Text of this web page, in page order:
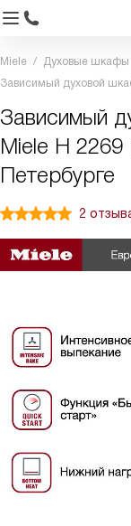
Miele Духовые шкафы
Зависимый духовой
Зависимый
Miele H 2269
Петербурге
2